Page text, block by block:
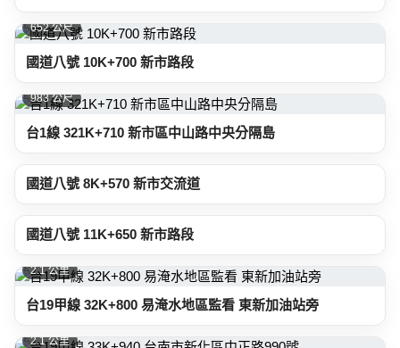
652 公尺
國道八號 10K+700 新市路段
983 公尺
台1線 321K+710 新市區中山路中央分隔島
國道八號 8K+570 新市交流道
國道八號 11K+650 新市路段
2.1 公里
台19甲線 32K+800 易淹水地區監看 東新加油站旁
2.1 公里